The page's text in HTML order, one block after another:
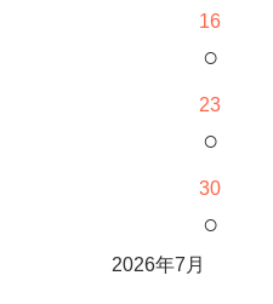
16
○
23
○
30
○
2026年7月